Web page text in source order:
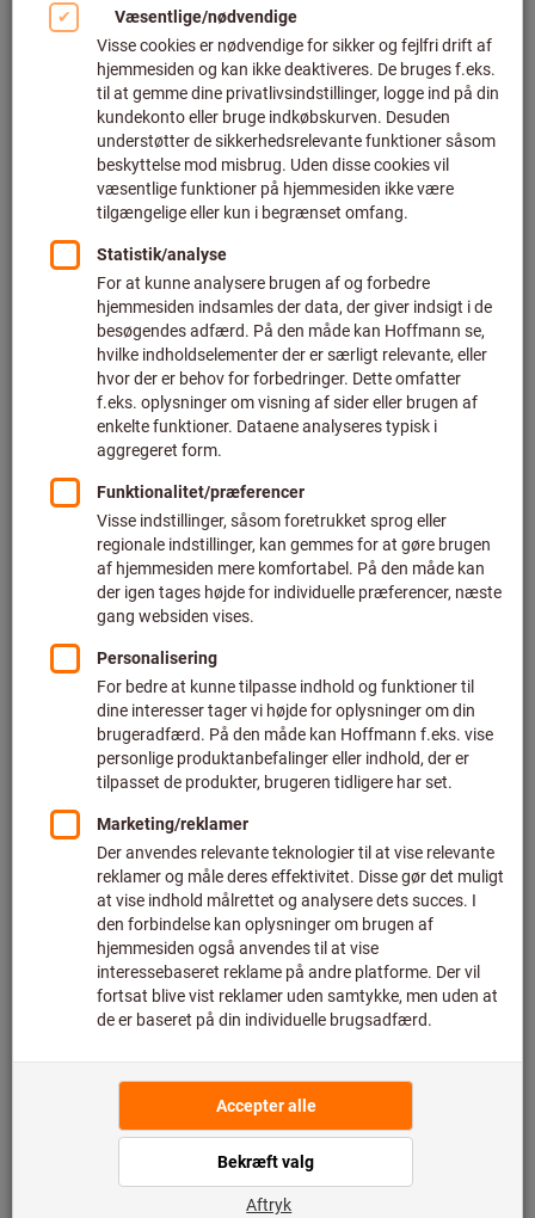
Klik for at forstørre billedet
Pris pr. 1 styk
plus fragt
Individuelle priser for erhvervskunder efter
I varekurven
Anslået leveringstid: 2-3 uger
Bemærk venligst den forlængede leveringstid og den
begrænsede rådgivning:
Vi bestiller denne vare til dig direkte fra producenten, da
den ikke er en del af vores hovedsortiment og derfor ikke
er på lager hos os.
Info
Tilføj til ønskeliste Del artikel